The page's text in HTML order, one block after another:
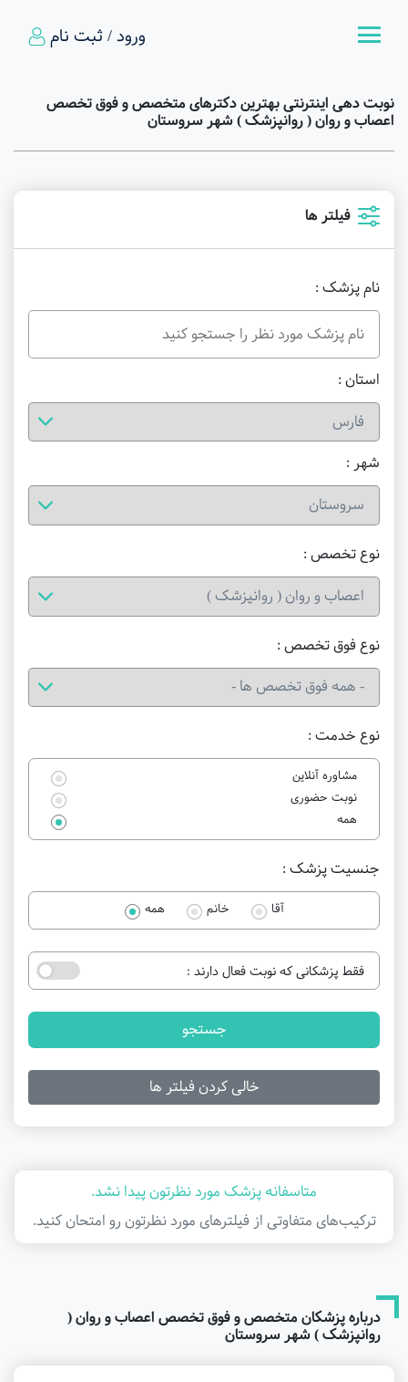
ورود / ثبت نام
نوبت دهی اینترنتی بهترین دکترهای متخصص و فوق تخصص
اعصاب و روان ( روانپزشک ) شهر سروستان
فیلتر ها
نام پزشک :
استان :
شهر :
نوع خدمت :
مشاوره آنلاین
نوبت حضوری
همه
نوع تخصص :
نوع فوق تخصص :
جنسیت پزشک :
آقا خانم همه
فقط پزشکانی که نوبت فعال دارند :
جستجو
خالی کردن فیلتر ها
متاسفانه پزشک مورد نظرتون پیدا نشد.
ترکیب‌های متفاوتی از فیلتر‌های مورد نظرتون رو امتحان کنید.
درباره پزشکان متخصص و فوق تخصص اعصاب و روان (
روانپزشک ) شهر سروستان